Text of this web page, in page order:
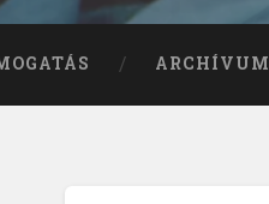
ARCHÍVUM